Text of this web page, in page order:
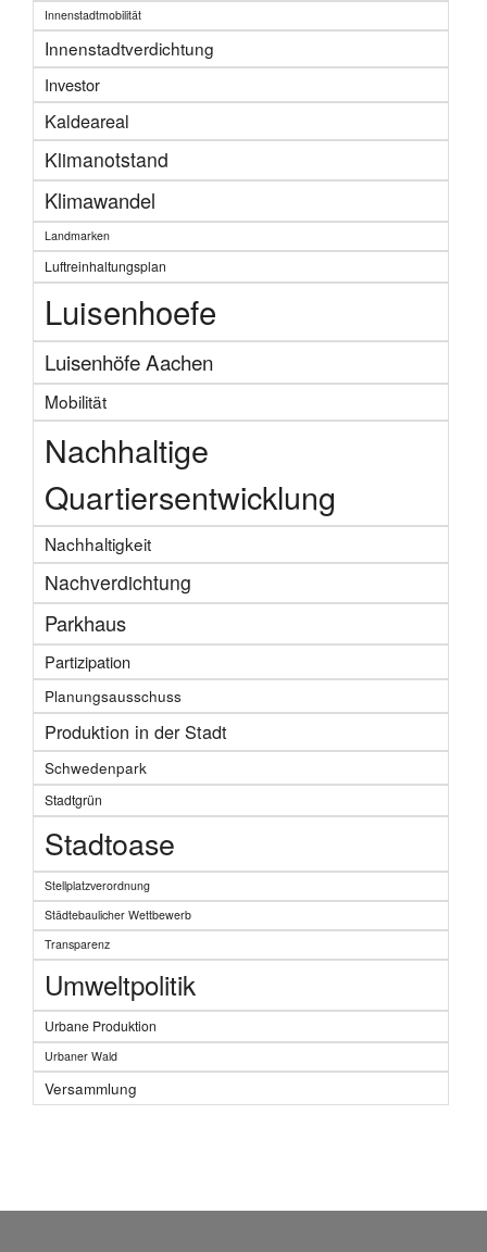
Innenstadtmobilität
Innenstadtverdichtung
Investor
Kaldeareal
Klimanotstand
Klimawandel
Landmarken
Luftreinhaltungsplan
Luisenhoefe
Luisenhöfe Aachen
Mobilität
Nachhaltige
Quartiersentwicklung
Nachhaltigkeit
Nachverdichtung
Parkhaus
Partizipation
Planungsausschuss
Produktion in der Stadt
Schwedenpark
Stadtgrün
Stadtoase
Stellplatzverordnung
Städtebaulicher Wettbewerb
Transparenz
Umweltpolitik
Urbane Produktion
Urbaner Wald
Versammlung